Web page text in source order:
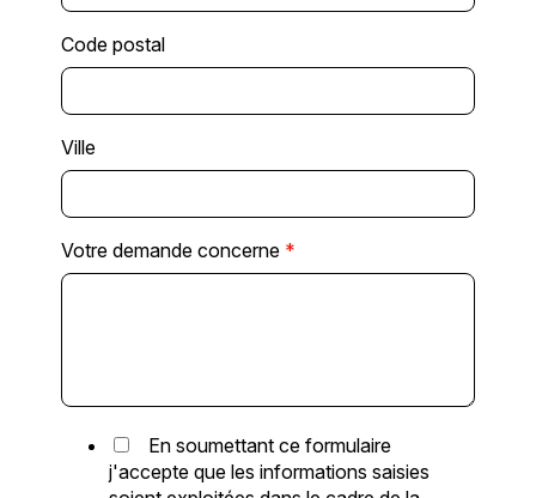
Code postal
Ville
Votre demande concerne *
En soumettant ce formulaire
j'accepte que les informations saisies